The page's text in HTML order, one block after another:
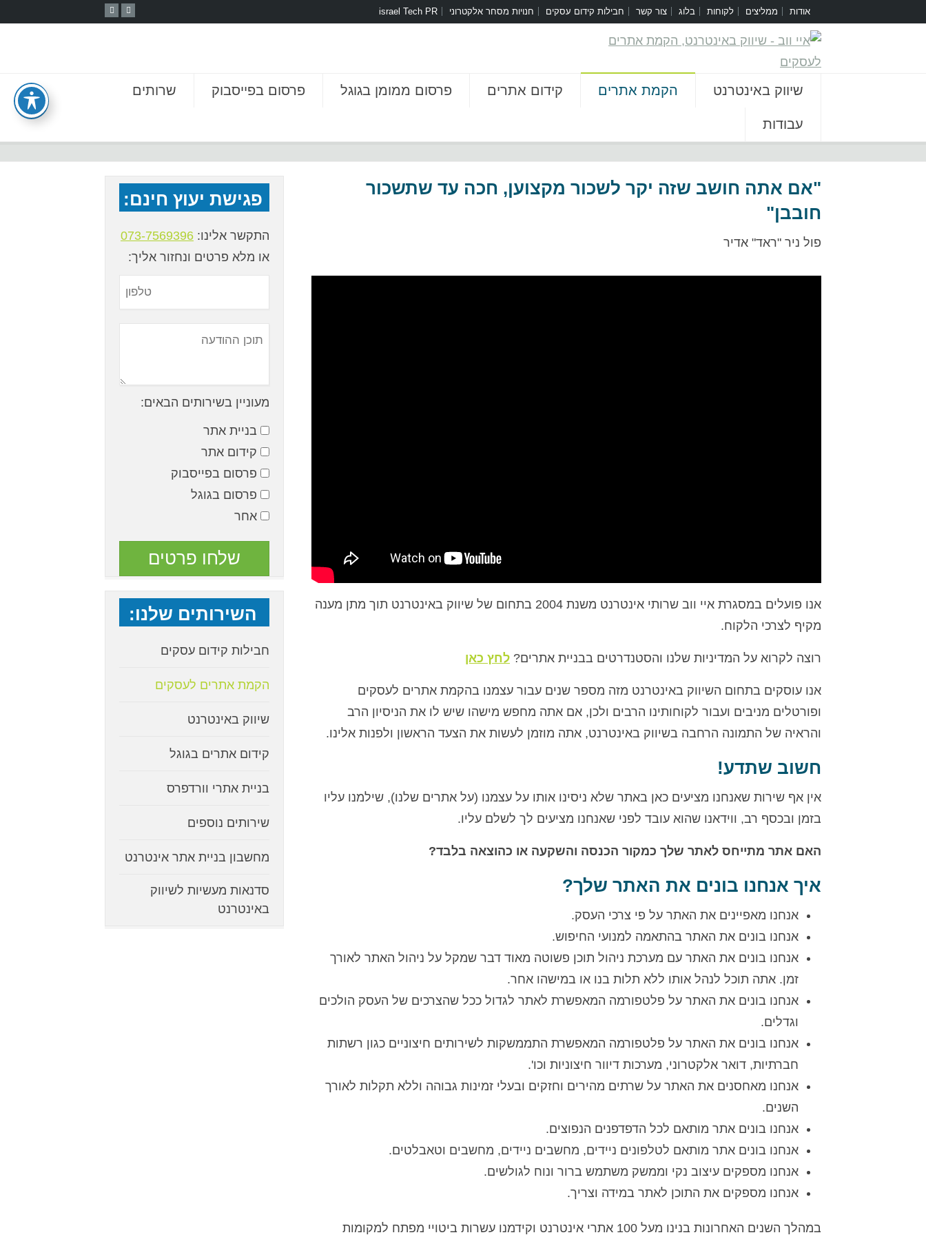
אודות ממליצים לקוחות בלוג צור קשר חבילות קידום עסקים חנויות מסחר אלקטרוני israel Tech PR
שיווק באינטרנט הקמת אתרים קידום אתרים פרסום ממומן בגוגל פרסום בפייסבוק שרותים
עבודות
"אם אתה חושב שזה יקר לשכור מקצוען, חכה עד שתשכור
חובבן"
פול ניר "ראד" אדיר
אנו פועלים במסגרת איי ווב שרותי אינטרנט משנת 2004 בתחום של שיווק באינטרנט תוך מתן מענה
מקיף לצרכי הלקוח.
רוצה לקרוא על המדיניות שלנו והסטנדרטים בבניית אתרים? לחץ כאן
אנו עוסקים בתחום השיווק באינטרנט מזה מספר שנים עבור עצמנו בהקמת אתרים לעסקים
ופורטלים מניבים ועבור לקוחותינו הרבים ולכן, אם אתה מחפש מישהו שיש לו את הניסיון הרב
והראיה של התמונה הרחבה בשיווק באינטרנט, אתה מוזמן לעשות את הצעד הראשון ולפנות אלינו.
חשוב שתדע!
אין אף שירות שאנחנו מציעים כאן באתר שלא ניסינו אותו על עצמנו (על אתרים שלנו), שילמנו עליו
בזמן ובכסף רב, ווידאנו שהוא עובד לפני שאנחנו מציעים לך לשלם עליו.
האם אתר מתייחס לאתר שלך כמקור הכנסה והשקעה או כהוצאה בלבד?
איך אנחנו בונים את האתר שלך?
אנחנו מאפיינים את האתר על פי צרכי העסק.
אנחנו בונים את האתר בהתאמה למנועי החיפוש.
אנחנו בונים את האתר עם מערכת ניהול תוכן פשוטה מאוד דבר שמקל על ניהול האתר לאורך
זמן. אתה תוכל לנהל אותו ללא תלות בנו או במישהו אחר.
אנחנו בונים את האתר על פלטפורמה המאפשרת לאתר לגדול ככל שהצרכים של העסק הולכים
וגדלים.
אנחנו בונים את האתר על פלטפורמה המאפשרת התממשקות לשירותים חיצוניים כגון רשתות
חברתיות, דואר אלקטרוני, מערכות דיוור חיצוניות וכו'.
אנחנו מאחסנים את האתר על שרתים מהירים וחזקים ובעלי זמינות גבוהה וללא תקלות לאורך
השנים.
אנחנו בונים אתר מותאם לכל הדפדפנים הנפוצים.
אנחנו בונים אתר מותאם לטלפונים ניידים, מחשבים ניידים, מחשבים וטאבלטים.
אנחנו מספקים עיצוב נקי וממשק משתמש ברור ונוח לגולשים.
אנחנו מספקים את התוכן לאתר במידה וצריך.
במהלך השנים האחרונות בנינו מעל 100 אתרי אינטרנט וקידמנו עשרות ביטויי מפתח למקומות
פגישת יעוץ חינם:
התקשר אלינו: 073-7569396
או מלא פרטים ונחזור אליך:
מעוניין בשירותים הבאים:
בניית אתר
קידום אתר
פרסום בפייסבוק
פרסום בגוגל
אחר
השירותים שלנו:
חבילות קידום עסקים
הקמת אתרים לעסקים
שיווק באינטרנט
קידום אתרים בגוגל
בניית אתרי וורדפרס
שירותים נוספים
מחשבון בניית אתר אינטרנט
סדנאות מעשיות לשיווק
באינטרנט